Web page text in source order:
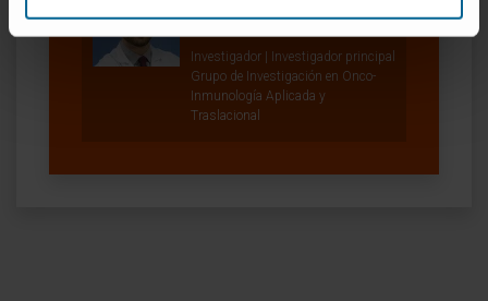
Investigador | Investigador principal
Grupo de Investigación en Onco-
Inmunología Aplicada y
Traslacional